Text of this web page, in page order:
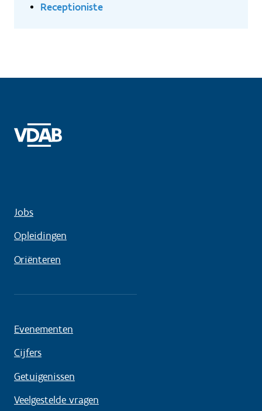
Receptioniste
Jobs
Opleidingen
Oriënteren
Evenementen
Cijfers
Getuigenissen
Veelgestelde vragen